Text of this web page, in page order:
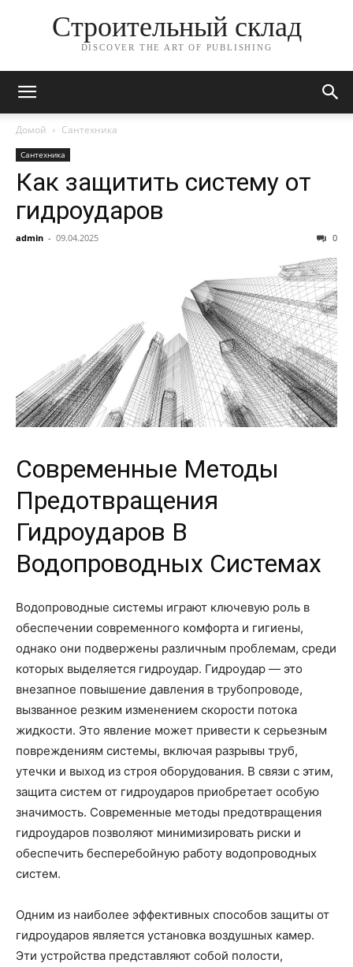
Строительный склад
DISCOVER THE ART OF PUBLISHING
Домой Сантехника
Сантехника
Как защитить систему от
гидроударов
admin - 09.04.2025 0
Современные Методы
Предотвращения
Гидроударов В
Водопроводных Системах
Водопроводные системы играют ключевую роль в
обеспечении современного комфорта и гигиены,
однако они подвержены различным проблемам, среди
которых выделяется гидроудар. Гидроудар — это
внезапное повышение давления в трубопроводе,
вызванное резким изменением скорости потока
жидкости. Это явление может привести к серьезным
повреждениям системы, включая разрывы труб,
утечки и выход из строя оборудования. В связи с этим,
защита систем от гидроударов приобретает особую
значимость. Современные методы предотвращения
гидроударов позволяют минимизировать риски и
обеспечить бесперебойную работу водопроводных
систем.
Одним из наиболее эффективных способов защиты от
гидроударов является установка воздушных камер.
Эти устройства представляют собой полости,